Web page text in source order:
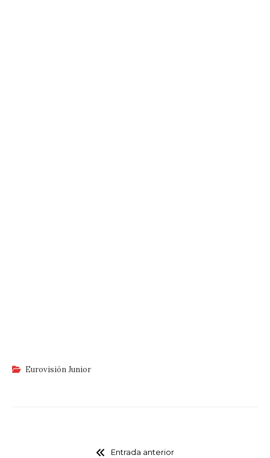
Eurovisión Junior
Entrada anterior